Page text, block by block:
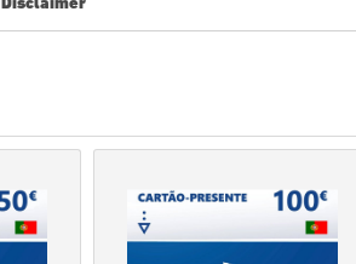
Ny på Livecards.net? Att köpa digitala koder är
Disclaimer
Du köper endast en digital kod.
Om du upplever problem med ett köp, var
kontaktformulär.
Dessa nedladdningsbara koder produceras